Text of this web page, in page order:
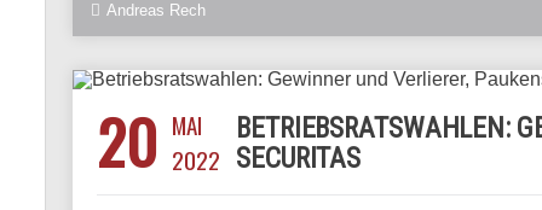
Andreas Rech
20 MAI
2022
BETRIEBSRATSWAHLEN:
SECURITAS